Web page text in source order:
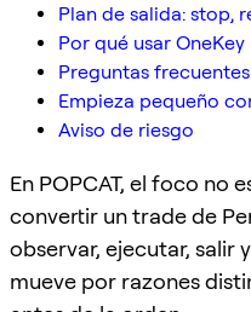
Plan de salida: stop,
Por qué usar
Preguntas frecuentes
Empieza pequeño
Aviso de riesgo
En POPCAT, el foco no
convertir un trade de
observar, ejecutar, salir
mueve por razones